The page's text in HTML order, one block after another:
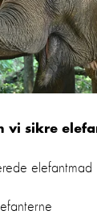
vi sikre
elefantmad